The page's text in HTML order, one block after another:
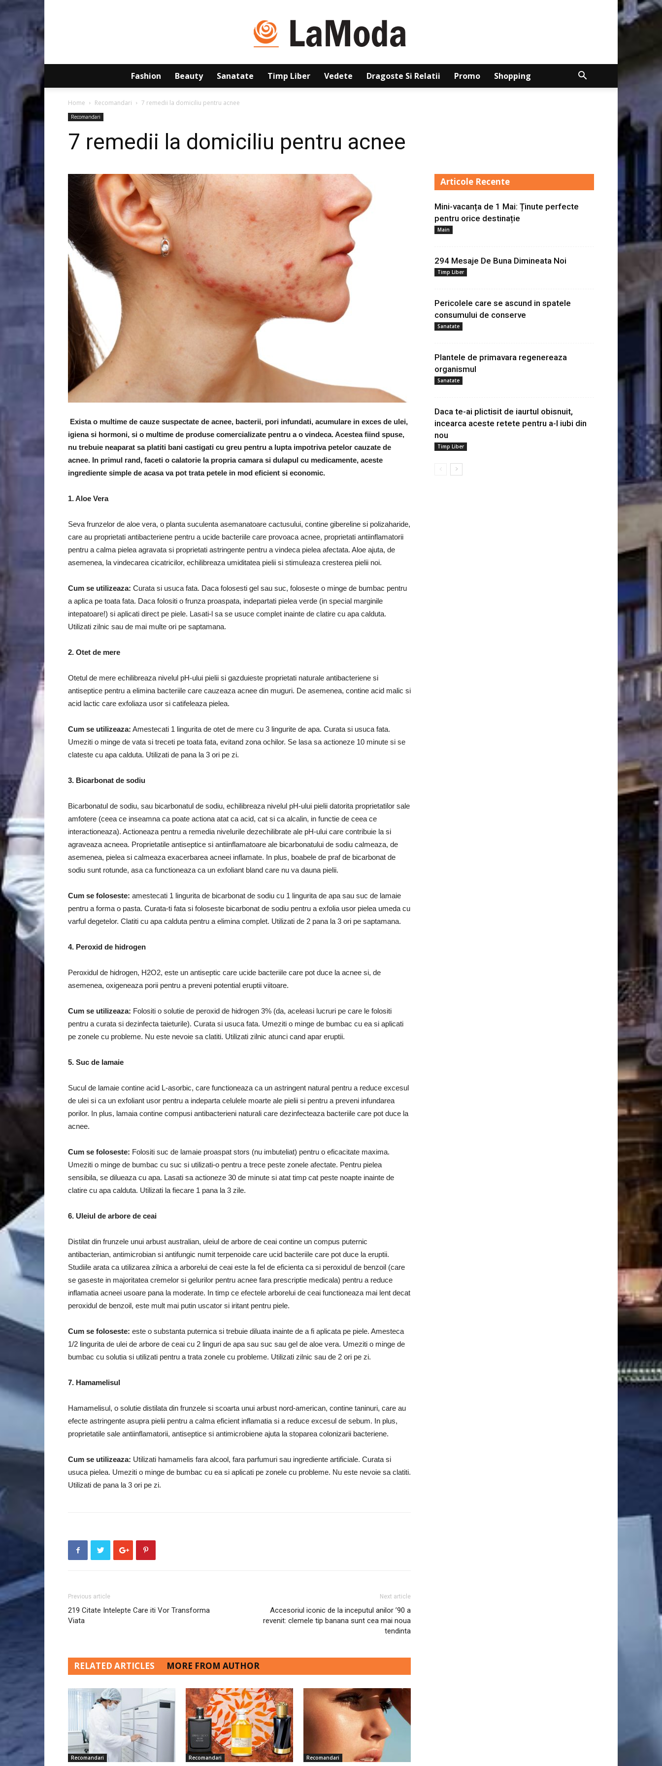
La
Fashion Beauty Sanatate Timp Liber Vedete Dragoste Si Relatii Promo Shopping
Home Recomandari 7 remedii la domiciliu pentru acnee
Recomandari
7 remedii la domiciliu pentru acnee
Exista o multime de cauze suspectate de acnee, bacterii, pori infundati, acumulare in exces de ulei,
igiena si hormoni, si o multime de produse comercializate pentru a o vindeca. Acestea fiind spuse,
nu trebuie neaparat sa platiti bani castigati cu greu pentru a lupta impotriva petelor cauzate de
acnee. In primul rand, faceti o calatorie la propria camara si dulapul cu medicamente, aceste
ingrediente simple de acasa va pot trata petele in mod eficient si economic.
1. Aloe Vera
Seva frunzelor de aloe vera, o planta suculenta asemanatoare cactusului, contine gibereline si polizaharide,
care au proprietati antibacteriene pentru a ucide bacteriile care provoaca acnee, proprietati antiinflamatorii
pentru a calma pielea agravata si proprietati astringente pentru a vindeca pielea afectata. Aloe ajuta, de
asemenea, la vindecarea cicatricilor, echilibreaza umiditatea pielii si stimuleaza cresterea pielii noi.
Cum se utilizeaza: Curata si usuca fata. Daca folosesti gel sau suc, foloseste o minge de bumbac pentru
a aplica pe toata fata. Daca folositi o frunza proaspata, indepartati pielea verde (in special marginile
intepatoare!) si aplicati direct pe piele. Lasati-l sa se usuce complet inainte de clatire cu apa calduta.
Utilizati zilnic sau de mai multe ori pe saptamana.
2. Otet de mere
Otetul de mere echilibreaza nivelul pH-ului pielii si gazduieste proprietati naturale antibacteriene si
antiseptice pentru a elimina bacteriile care cauzeaza acnee din muguri. De asemenea, contine acid malic si
acid lactic care exfoliaza usor si catifeleaza pielea.
Cum se utilizeaza: Amestecati 1 lingurita de otet de mere cu 3 lingurite de apa. Curata si usuca fata.
Umeziti o minge de vata si treceti pe toata fata, evitand zona ochilor. Se lasa sa actioneze 10 minute si se
clateste cu apa calduta. Utilizati de pana la 3 ori pe zi.
3. Bicarbonat de sodiu
Bicarbonatul de sodiu, sau bicarbonatul de sodiu, echilibreaza nivelul pH-ului pielii datorita proprietatilor sale
amfotere (ceea ce inseamna ca poate actiona atat ca acid, cat si ca alcalin, in functie de ceea ce
interactioneaza). Actioneaza pentru a remedia nivelurile dezechilibrate ale pH-ului care contribuie la si
agraveaza acneea. Proprietatile antiseptice si antiinflamatoare ale bicarbonatului de sodiu calmeaza, de
asemenea, pielea si calmeaza exacerbarea acneei inflamate. In plus, boabele de praf de bicarbonat de
sodiu sunt rotunde, asa ca functioneaza ca un exfoliant bland care nu va dauna pielii.
Cum se foloseste: amestecati 1 lingurita de bicarbonat de sodiu cu 1 lingurita de apa sau suc de lamaie
pentru a forma o pasta. Curata-ti fata si foloseste bicarbonat de sodiu pentru a exfolia usor pielea umeda cu
varful degetelor. Clatiti cu apa calduta pentru a elimina complet. Utilizati de 2 pana la 3 ori pe saptamana.
4. Peroxid de hidrogen
Peroxidul de hidrogen, H2O2, este un antiseptic care ucide bacteriile care pot duce la acnee si, de
asemenea, oxigeneaza porii pentru a preveni potential eruptii viitoare.
Cum se utilizeaza: Folositi o solutie de peroxid de hidrogen 3% (da, aceleasi lucruri pe care le folositi
pentru a curata si dezinfecta taieturile). Curata si usuca fata. Umeziti o minge de bumbac cu ea si aplicati
pe zonele cu probleme. Nu este nevoie sa clatiti. Utilizati zilnic atunci cand apar eruptii.
5. Suc de lamaie
Sucul de lamaie contine acid L-asorbic, care functioneaza ca un astringent natural pentru a reduce excesul
de ulei si ca un exfoliant usor pentru a indeparta celulele moarte ale pielii si pentru a preveni infundarea
porilor. In plus, lamaia contine compusi antibacterieni naturali care dezinfecteaza bacteriile care pot duce la
acnee.
Cum se foloseste: Folositi suc de lamaie proaspat stors (nu imbuteliat) pentru o eficacitate maxima.
Umeziti o minge de bumbac cu suc si utilizati-o pentru a trece peste zonele afectate. Pentru pielea
sensibila, se dilueaza cu apa. Lasati sa actioneze 30 de minute si atat timp cat peste noapte inainte de
clatire cu apa calduta. Utilizati la fiecare 1 pana la 3 zile.
6. Uleiul de arbore de ceai
Distilat din frunzele unui arbust australian, uleiul de arbore de ceai contine un compus puternic
antibacterian, antimicrobian si antifungic numit terpenoide care ucid bacteriile care pot duce la eruptii.
Studiile arata ca utilizarea zilnica a arborelui de ceai este la fel de eficienta ca si peroxidul de benzoil (care
se gaseste in majoritatea cremelor si gelurilor pentru acnee fara prescriptie medicala) pentru a reduce
inflamatia acneei usoare pana la moderate. In timp ce efectele arborelui de ceai functioneaza mai lent decat
peroxidul de benzoil, este mult mai putin uscator si iritant pentru piele.
Cum se foloseste: este o substanta puternica si trebuie diluata inainte de a fi aplicata pe piele. Amesteca
1/2 lingurita de ulei de arbore de ceai cu 2 linguri de apa sau suc sau gel de aloe vera. Umeziti o minge de
bumbac cu solutia si utilizati pentru a trata zonele cu probleme. Utilizati zilnic sau de 2 ori pe zi.
7. Hamamelisul
Hamamelisul, o solutie distilata din frunzele si scoarta unui arbust nord-american, contine taninuri, care au
efecte astringente asupra pielii pentru a calma eficient inflamatia si a reduce excesul de sebum. In plus,
proprietatile sale antiinflamatorii, antiseptice si antimicrobiene ajuta la stoparea colonizarii bacteriene.
Cum se utilizeaza: Utilizati hamamelis fara alcool, fara parfumuri sau ingrediente artificiale. Curata si
usuca pielea. Umeziti o minge de bumbac cu ea si aplicati pe zonele cu probleme. Nu este nevoie sa clatiti.
Utilizati de pana la 3 ori pe zi.
Previous article
219 Citate Intelepte Care iti Vor Transforma
Viata
Next article
Accesoriul iconic de la inceputul anilor ’90 a
revenit: clemele tip banana sunt cea mai noua
tendinta
RELATED ARTICLES MORE FROM AUTHOR
Recomandari Recomandari Recomandari
Articole Recente
Mini-vacanța de 1 Mai: Ținute perfecte
pentru orice destinație
Main
294 Mesaje De Buna Dimineata Noi
Timp Liber
Pericolele care se ascund in spatele
consumului de conserve
Sanatate
Plantele de primavara regenereaza
organismul
Sanatate
Daca te-ai plictisit de iaurtul obisnuit,
incearca aceste retete pentru a-l iubi din
nou
Timp Liber